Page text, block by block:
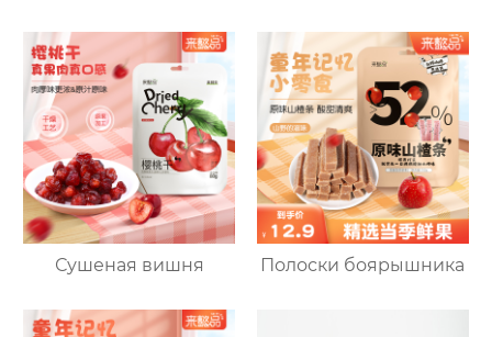
Сушеная вишня Полоски боярышника